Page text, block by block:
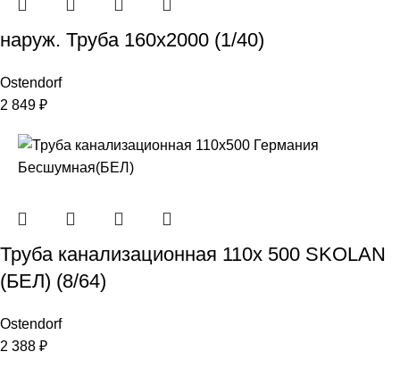
наруж. Труба 160х2000 (1/40)
Ostendorf
2 849 ₽
Труба канализационная 110х 500 SKOLAN
(БЕЛ) (8/64)
Ostendorf
2 388 ₽